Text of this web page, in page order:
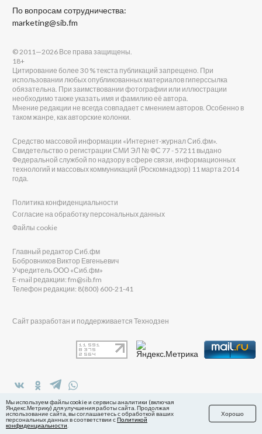
По вопросам сотрудничества:
marketing@sib.fm
в Яндекс.Дзен
© 2011—2026 Все права защищены.
18+
Цитирование более 30 % текста публикаций запрещено. При
использовании любых опубликованных материалов гиперссылка
обязательна. При заимствовании фотографии или иллюстрации
необходимо также указать имя и фамилию её автора.
Мнение редакции не всегда совпадает с мнением авторов. Особенно в
таком жанре, как авторские колонки.
Средство массовой информации «Интернет-журнал Сиб.фм».
Свидетельство о регистрации СМИ ЭЛ № ФС 77 - 57211 выдано
Федеральной службой по надзору в сфере связи, информационных
технологий и массовых коммуникаций (Роскомнадзор) 11 марта 2014
года.
Политика конфиденциальности
Согласие на обработку персональных данных
Файлы cookie
Главный редактор Сиб.фм
Бобровников Виктор Евгеньевич
Учредитель ООО «Сиб.фм»
E-mail редакции: fm@sib.fm
Телефон редакции: 8(800) 600-21-41
Сайт разработан и поддерживается Технодзен
Мы используем файлы cookie и сервисы аналитики (включая
Яндекс.Метрику) для улучшения работы сайта. Продолжая
использование сайта, вы соглашаетесь с обработкой ваших
персональных данных в соответствии сПолитикой
конфиденциальности
Хорошо